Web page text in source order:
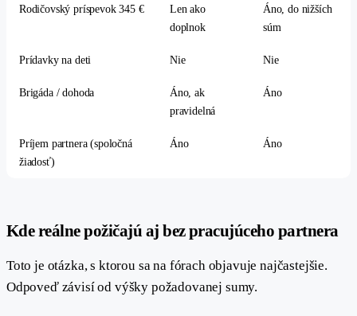
Rodičovský príspevok 345 €
Len ako
doplnok
Áno, do nižších
súm
Prídavky na deti Nie Nie
Brigáda / dohoda
Áno, ak
pravidelná
Áno
Príjem partnera (spoločná
žiadosť)
Áno Áno
Kde reálne požičajú aj bez pracujúceho partnera
Toto je otázka, s ktorou sa na fórach objavuje najčastejšie.
Odpoveď závisí od výšky požadovanej sumy.